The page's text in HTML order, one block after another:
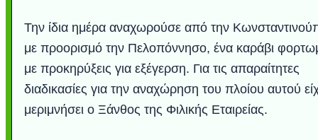
Την ίδια ημέρα αναχωρούσε από την
με προορισμό την Πελοπόννησο, ένα καράβι
με προκηρύξεις για εξέγερση. Για τις απαραίτητες
διαδικασίες για την αναχώρηση του πλοίου αυτού
μεριμνήσει ο Ξάνθος της Φιλικής Εταιρείας.